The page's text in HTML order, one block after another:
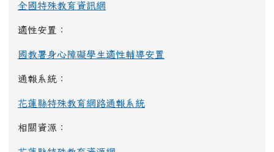
全國特殊教育資訊網
適性安置：
國教署身心障礙學生適性輔導安置
通報系統：
花蓮縣特殊教育網路通報系統
相關資源：